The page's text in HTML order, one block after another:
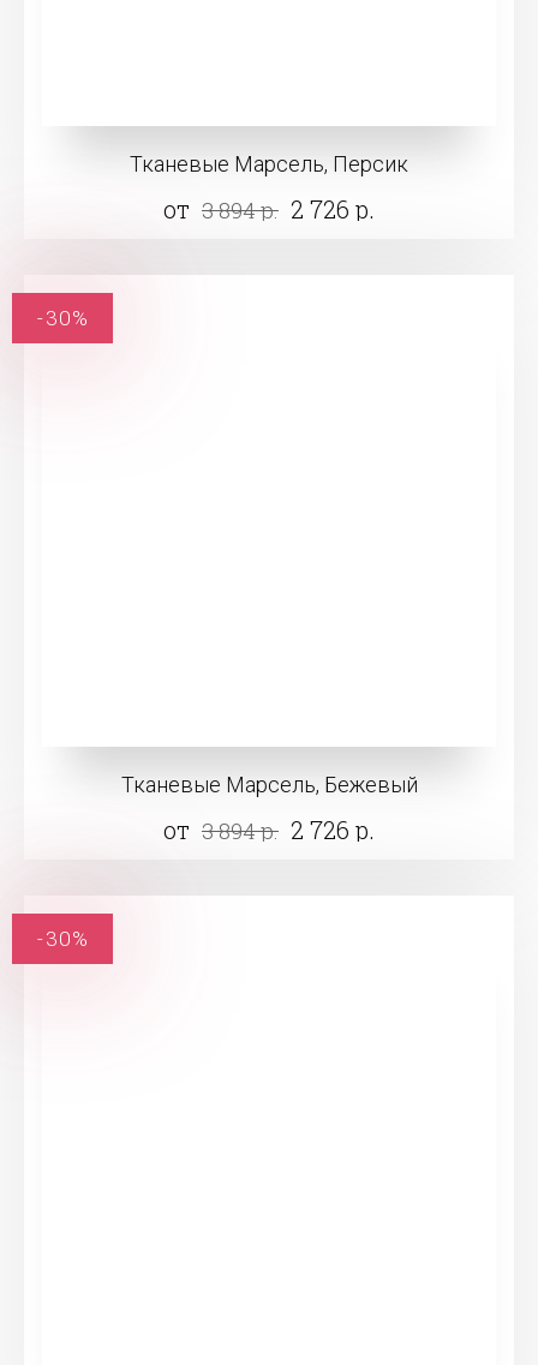
Тканевые Марсель, Персик
от 3 894 р. 2 726 р.
Тканевые Марсель, Бежевый
от 3 894 р. 2 726 р.
-30%
-30%